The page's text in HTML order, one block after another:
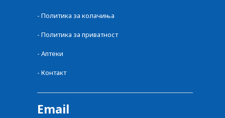
- Политика за колачиња
- Политика за приватност
- Аптеки
- Контакт
Email